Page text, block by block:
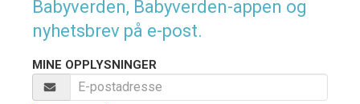
Babyverden, Babyverden-appen og
nyhetsbrev på e-post.
MINE OPPLYSNINGER